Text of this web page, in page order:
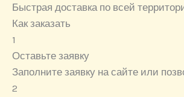
Быстрая доставка по всей
Как заказать
1
Оставьте заявку
Заполните заявку на сайте или
2